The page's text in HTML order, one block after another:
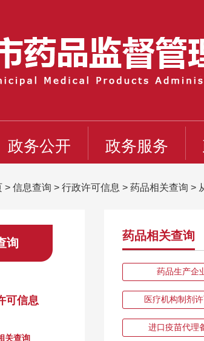
政务公开 政务服务
> 信息查询 > 行政许可信息 > 药品相关查询 >
询
可信息
关查询
药品相关查询
药品生产企
医疗机构制剂
进口疫苗代理